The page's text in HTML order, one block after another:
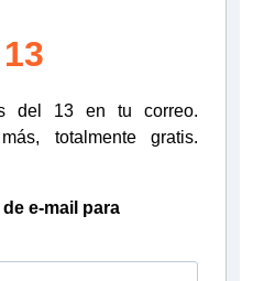
del 13 en tu correo.
totalmente gratis.
e-mail para